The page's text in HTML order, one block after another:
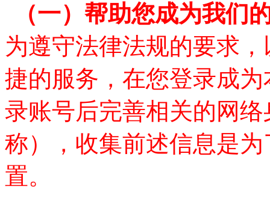
（一） 帮助您成为我们
为遵守法律法规的要求
捷的服务，在您登录成为
录账号后完善相关的网
称），收集前述信息是
置。